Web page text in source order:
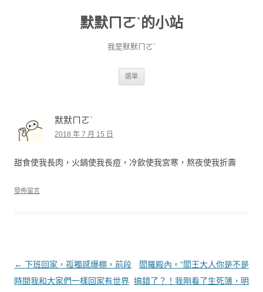
默默ㄇㄛˋ的小站
我是默默ㄇㄛˋ
選單
默默ㄇㄛˋ
2018 年 7 月 15 日
甜食使我長肉，火鍋使我長痘，冷飲使我宮寒，熬夜使我折壽
發佈留言
文章導覽
← 下班回家，孤獨感爆棚，前段
時間我和大家們一樣回家有世界
閻羅殿內。“閻王大人你是不是
搞錯了？！我剛看了生死簿，明